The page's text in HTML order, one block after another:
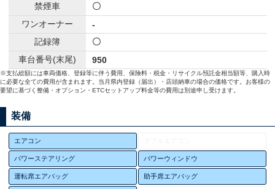
禁煙車
〇
ワンオーナー
-
記録簿
〇
車台番号(末尾)
950
※支払総額には車両価格、登録等に伴う費用、保険料・税金・リサイクル預託金相当額等、購入時
に必要な全ての費用が含まれます。当月県内登録（届出）・店頭納車の場合の価格です。お客様の
要望に基づく整備・オプション・ETCセットアップ料金等の費用は別途申し受けます。
装備
エアコン
パワーステアリング パワーウィンドウ
運転席エアバッグ 助手席エアバッグ